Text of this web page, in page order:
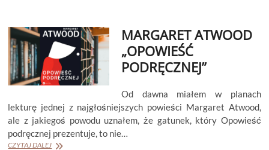
MARGARET ATWOOD
„OPOWIEŚĆ
PODRĘCZNEJ”
Od dawna miałem w planach
lekturę jednej z najgłośniejszych powieści Margaret Atwood,
ale z jakiegoś powodu uznałem, że gatunek, który Opowieść
podręcznej prezentuje, to nie…
CZYTAJ DALEJMARGARET